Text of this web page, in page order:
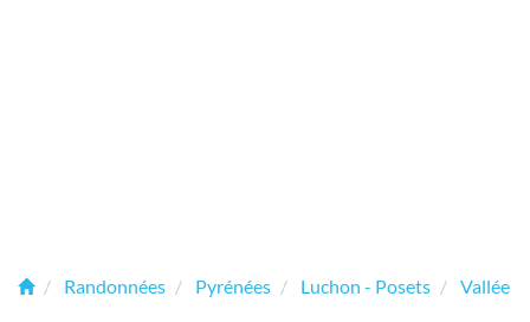
Randonnées Pyrénées Luchon - Posets Vallée